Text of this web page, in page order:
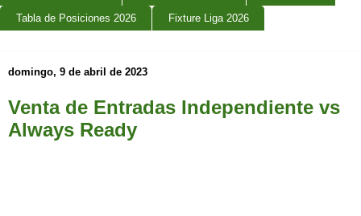
Tabla de Posiciones 2026 Fixture Liga 2026
domingo, 9 de abril de 2023
Venta de Entradas Independiente vs
Always Ready